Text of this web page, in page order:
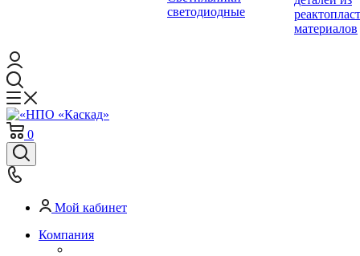
светодиодные
материалов
0
Мой кабинет
Компания